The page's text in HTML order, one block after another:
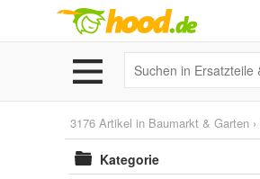
3176 Artikel in Baumarkt & Garten ›
Kategorie